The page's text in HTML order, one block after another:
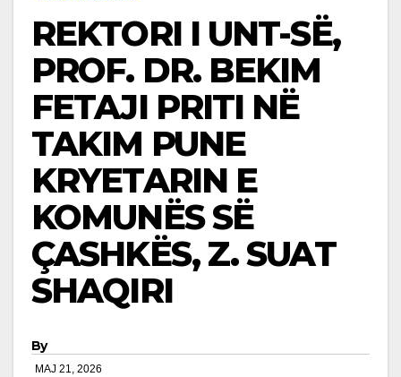
REKTORI I UNT-SË,
PROF. DR. BEKIM
FETAJI PRITI NË
TAKIM PUNE
KRYETARIN E
KOMUNËS SË
ÇASHKËS, Z. SUAT
SHAQIRI
By
MAJ 21, 2026